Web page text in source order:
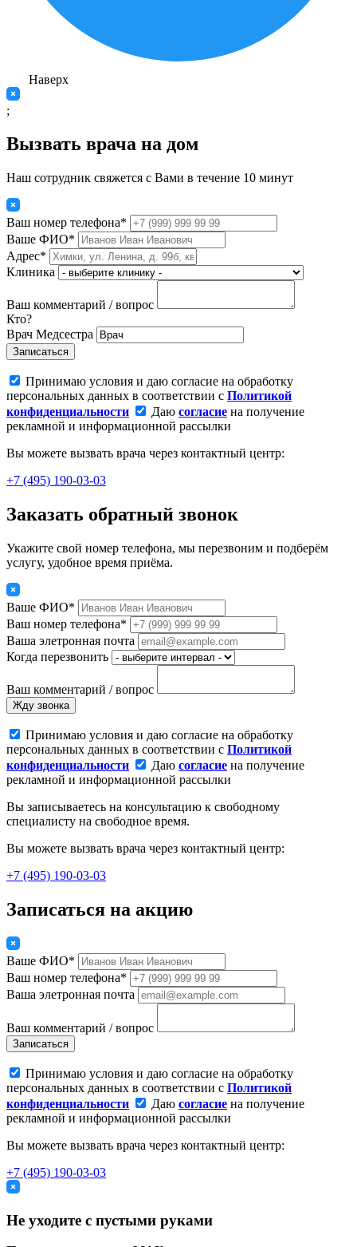
Наверх
;
Вызвать врача на дом
Наш сотрудник свяжется с Вами в течение 10 минут
Ваш номер телефона*
Ваше ФИО*
Адрес*
Клиника
Ваш комментарий / вопрос
Кто?
Врач Медсестра
Записаться
Принимаю условия и даю согласие на обработку
персональных данных в соответствии с Политикой
конфиденциальности
Даю согласие на получение
рекламной и информационной рассылки
Вы можете вызвать врача через контактный центр:
+7 (495) 190-03-03
Заказать обратный звонок
Укажите свой номер телефона, мы перезвоним и подберём
услугу, удобное время приёма.
Ваше ФИО*
Ваш номер телефона*
Ваша элетронная почта
Когда перезвонить
Ваш комментарий / вопрос
Жду звонка
Принимаю условия и даю согласие на обработку
персональных данных в соответствии с Политикой
конфиденциальности
Даю согласие на получение
рекламной и информационной рассылки
Вы записываетесь на консультацию к свободному
специалисту на свободное время.
Вы можете вызвать врача через контактный центр:
+7 (495) 190-03-03
Записаться на акцию
Ваше ФИО*
Ваш номер телефона*
Ваша элетронная почта
Ваш комментарий / вопрос
Записаться
Принимаю условия и даю согласие на обработку
персональных данных в соответствии с Политикой
конфиденциальности
Даю согласие на получение
рекламной и информационной рассылки
Вы можете вызвать врача через контактный центр:
+7 (495) 190-03-03
Не уходите с пустыми руками